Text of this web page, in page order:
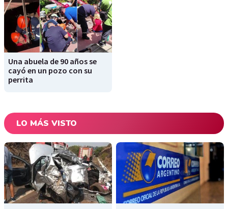
Una abuela de 90 años se
cayó en un pozo con su
perrita
LO MÁS VISTO